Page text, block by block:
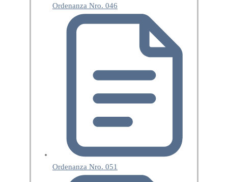
Ordenanza Nro. 046
Ordenanza Nro. 051